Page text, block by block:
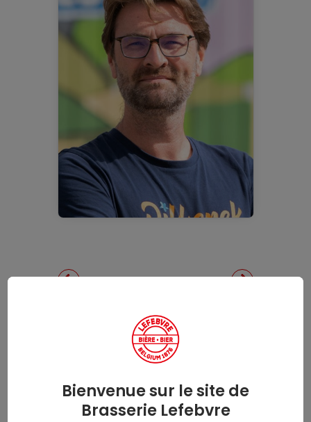
ENVIE DE REJOINDRE NOTRE
FAMILLE ?
Bienvenue sur le site de
Brasserie Lefebvre